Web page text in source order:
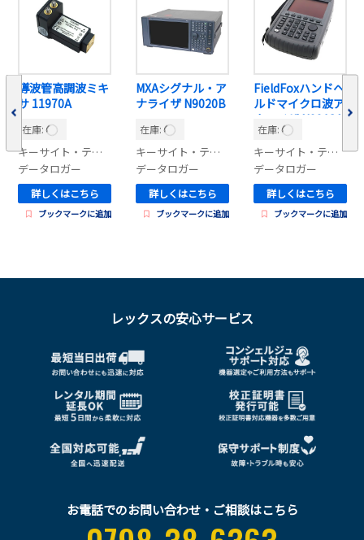
導波管高調波ミキ
サ 11970A
在庫:
キーサイト・テクノロジー
データロガー
詳しくはこちら
ブックマークに追加
MXAシグナル・ア
ナライザ N9020B
在庫:
キーサイト・テクノロジー
データロガー
詳しくはこちら
ブックマークに追加
FieldFoxハンドヘ
ルドマイクロ波ア
ナライザ N9918A
在庫:
キーサイト・テクノロジー
データロガー
詳しくはこちら
ブックマークに追加
レックスの安心サービス
お電話でのお問い合わせ・ご相談はこちら